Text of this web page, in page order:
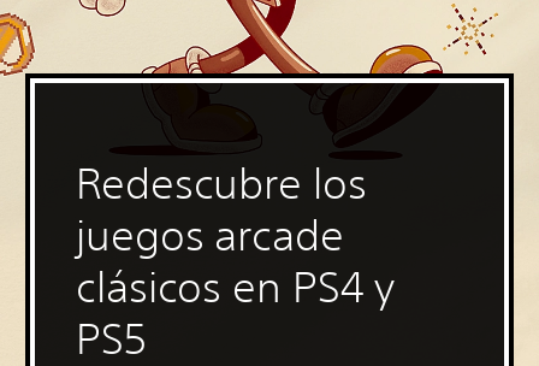
Redescubre los
juegos arcade
clásicos en PS4 y
PS5